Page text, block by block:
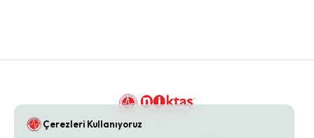
Çerezleri Kullanıyoruz